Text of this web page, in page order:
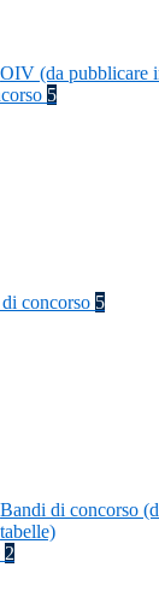
OIV (da pubblicare
5
concorso 5
Bandi di concorso
tabelle)
2